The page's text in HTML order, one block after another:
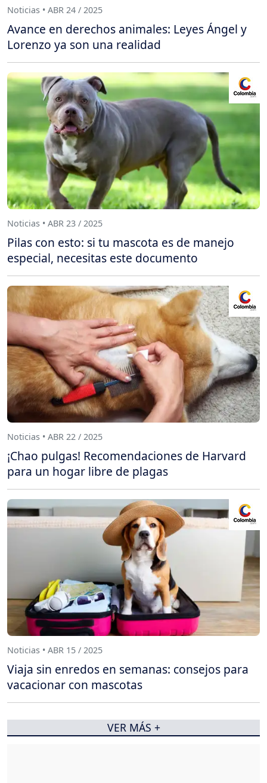
Noticias • ABR 24 / 2025
Avance en derechos animales: Leyes Ángel y
Lorenzo ya son una realidad
Noticias • ABR 23 / 2025
Pilas con esto: si tu mascota es de manejo
especial, necesitas este documento
Noticias • ABR 22 / 2025
¡Chao pulgas! Recomendaciones de Harvard
para un hogar libre de plagas
Noticias • ABR 15 / 2025
Viaja sin enredos en semanas: consejos para
vacacionar con mascotas
VER MÁS +